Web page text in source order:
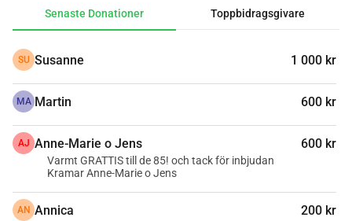
Senaste Donationer Toppbidragsgivare
SU Susanne 1 000 kr
MA Martin 600 kr
AJ Anne-Marie o Jens 600 kr
Varmt GRATTIS till de 85! och tack för inbjudan
Kramar Anne-Marie o Jens
AN Annica 200 kr